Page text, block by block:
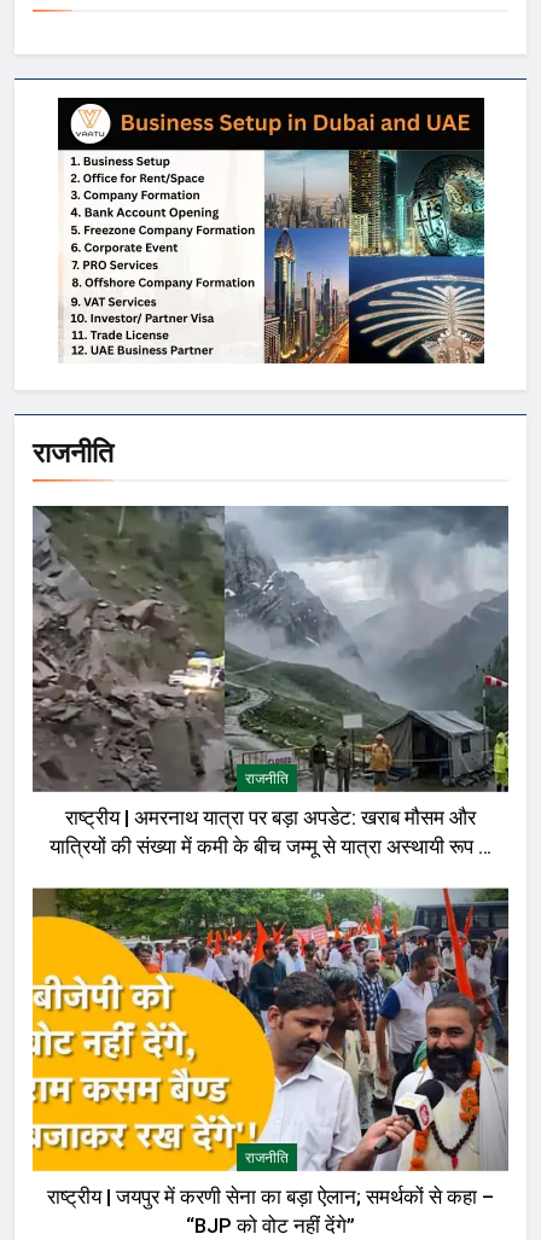
राजनीति
राजनीति
राष्ट्रीय | अमरनाथ यात्रा पर बड़ा अपडेट: खराब मौसम और
यात्रियों की संख्या में कमी के बीच जम्मू से यात्रा अस्थायी रूप से
राजनीति
राष्ट्रीय | जयपुर में करणी सेना का बड़ा ऐलान; समर्थकों से कहा –
“BJP को वोट नहीं देंगे”